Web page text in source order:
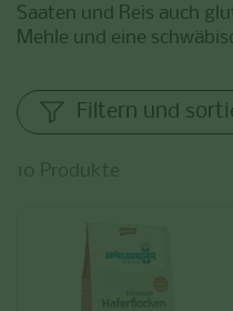
Saaten und Reis auch
Mehle und eine
Filtern und